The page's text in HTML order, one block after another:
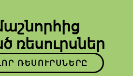
ռեսուրսներ
ՌԵՍՈՒՐՍՆԵՐԸ